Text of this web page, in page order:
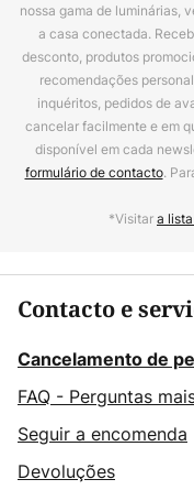
nossa gama de luminárias,
a casa conectada.
desconto, produtos
recomendações
inquéritos, pedidos de
cancelar facilmente e em
disponível em cada
formulário de contacto.
*Visitara
Contacto e
Cancelamento de
FAQ - Perguntas
Seguir a encomenda
Devoluções